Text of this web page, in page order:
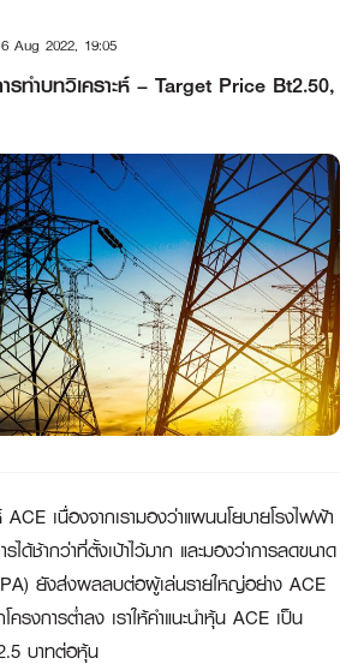
6 Aug 2022, 19:05
ทำบทวิเคราะห์ – Target Price Bt2.50,
ACE เนื่องจากเรามองว่าแผนนโยบายโรงไฟฟ้า
ได้ช้ากว่าที่ตั้งเป้าไว้มาก และมองว่าการลดขนาด
ยังส่งผลลบต่อผู้เล่นรายใหญ่อย่าง ACE
ครงการต่ำลง เราให้คำแนะนำหุ้น ACE เป็น
บาทต่อหุ้น